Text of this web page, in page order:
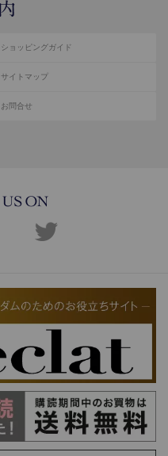
ショッピングガイド
サイトマップ
お問合せ